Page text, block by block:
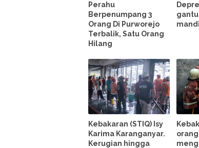
Perahu
Berpenumpang 3
Orang Di Purworejo
Terbalik, Satu Orang
Hilang
mandi
Kebakaran (STIQ) Isy
Karima Karanganyar.
Kerugian hingga